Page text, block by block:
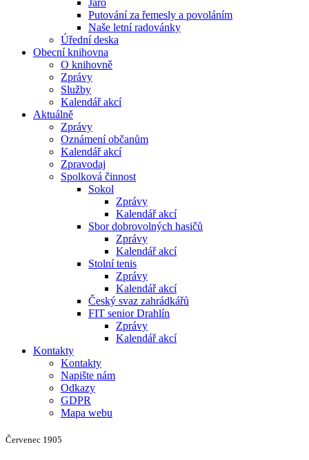
Putování za řemesly a povoláním
Naše letní radovánky
Úřední deska
Obecní knihovna
O knihovně
Zprávy
Služby
Kalendář akcí
Aktuálně
Zprávy
Oznámení občanům
Kalendář akcí
Zpravodaj
Spolková činnost
Sokol
Zprávy
Kalendář akcí
Sbor dobrovolných hasičů
Zprávy
Kalendář akcí
Stolní tenis
Zprávy
Kalendář akcí
Český svaz zahrádkářů
FIT senior Drahlín
Zprávy
Kalendář akcí
Kontakty
Kontakty
Napište nám
Odkazy
GDPR
Mapa webu
Červenec 1905